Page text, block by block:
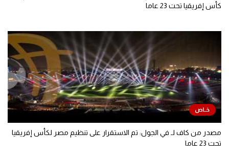
كأس إفريقيا تحت 23 عاما
مصدر من كاف لـ في الجول: تم الاستقرار على تنظيم مصر لكأس إفريقيا
تحت 23 عاما